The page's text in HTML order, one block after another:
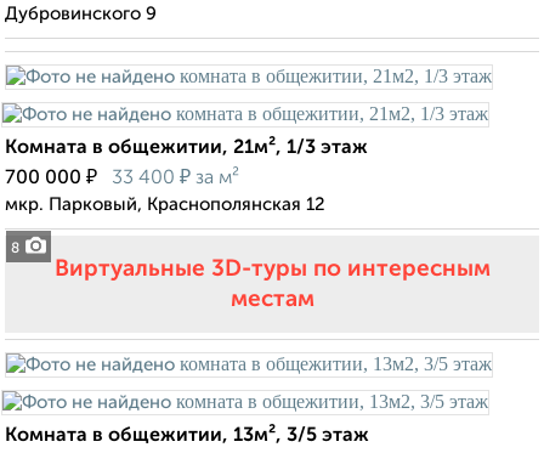
Дубровинского 9
8
Комната в общежитии, 21м², 1/3 этаж
700 000 ₽ 33 400 ₽ за м²
мкр. Парковый, Краснополянская 12
Виртуальные 3D-туры по интересным
местам
Комната в общежитии, 13м², 3/5 этаж